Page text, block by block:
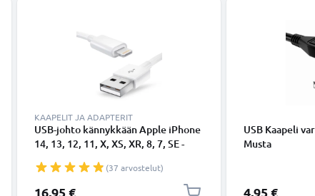
KAAPELIT JA ADAPTERIT
USB-johto kännykkään Apple iPhone
14, 13, 12, 11, X, XS, XR, 8, 7, SE -
Valkoinen datakaapeli(37 arvostelut)
16,95 €
USB Kaapeli
Musta
4,95 €